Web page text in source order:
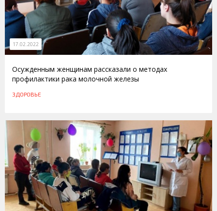
17.02.2022
Осужденным женщинам рассказали о методах
профилактики рака молочной железы
ЗДОРОВЬЕ